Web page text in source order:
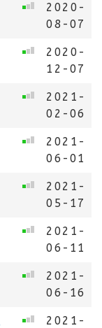
2020-
08-07
2020-
12-07
2021-
02-06
2021-
06-01
2021-
05-17
2021-
06-11
2021-
06-16
2021-